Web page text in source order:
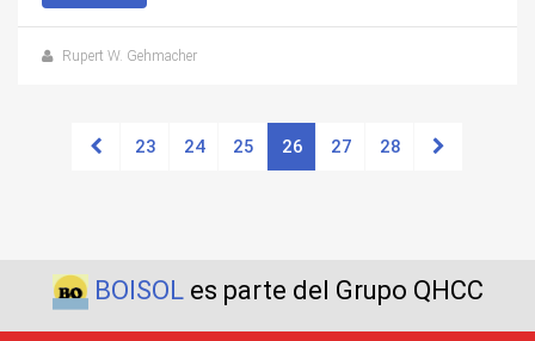
Rupert W. Gehmacher
23 24 25 26 27 28
BOISOLes parte del Grupo QHCC